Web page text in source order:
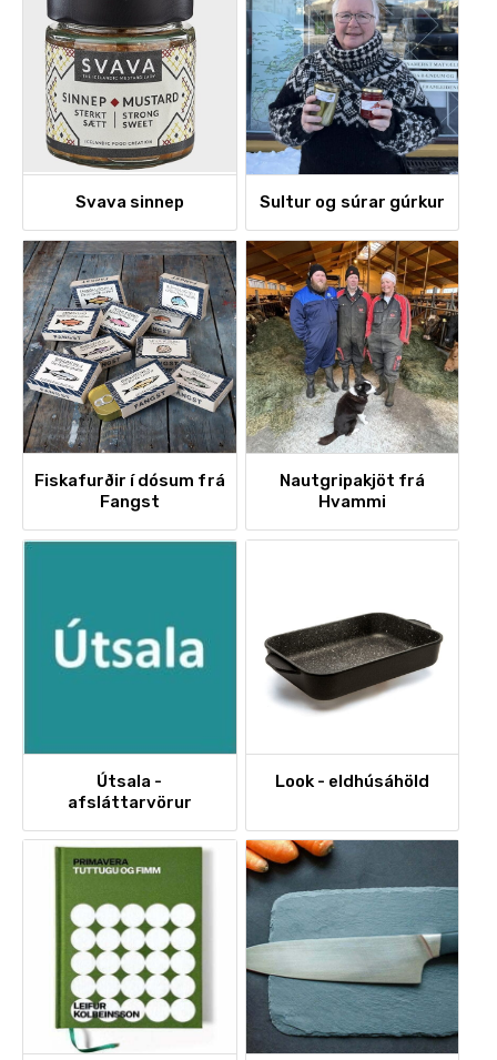
Svava sinnep Sultur og súrar gúrkur
Fiskafurðir í dósum frá
Fangst
Nautgripakjöt frá
Hvammi
Útsala -
afsláttarvörur
Look - eldhúsáhöld